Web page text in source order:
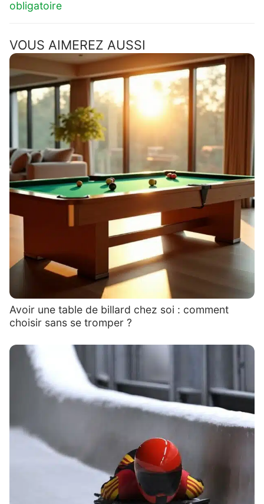
obligatoire
VOUS AIMEREZ AUSSI
Avoir une table de billard chez soi : comment
choisir sans se tromper ?